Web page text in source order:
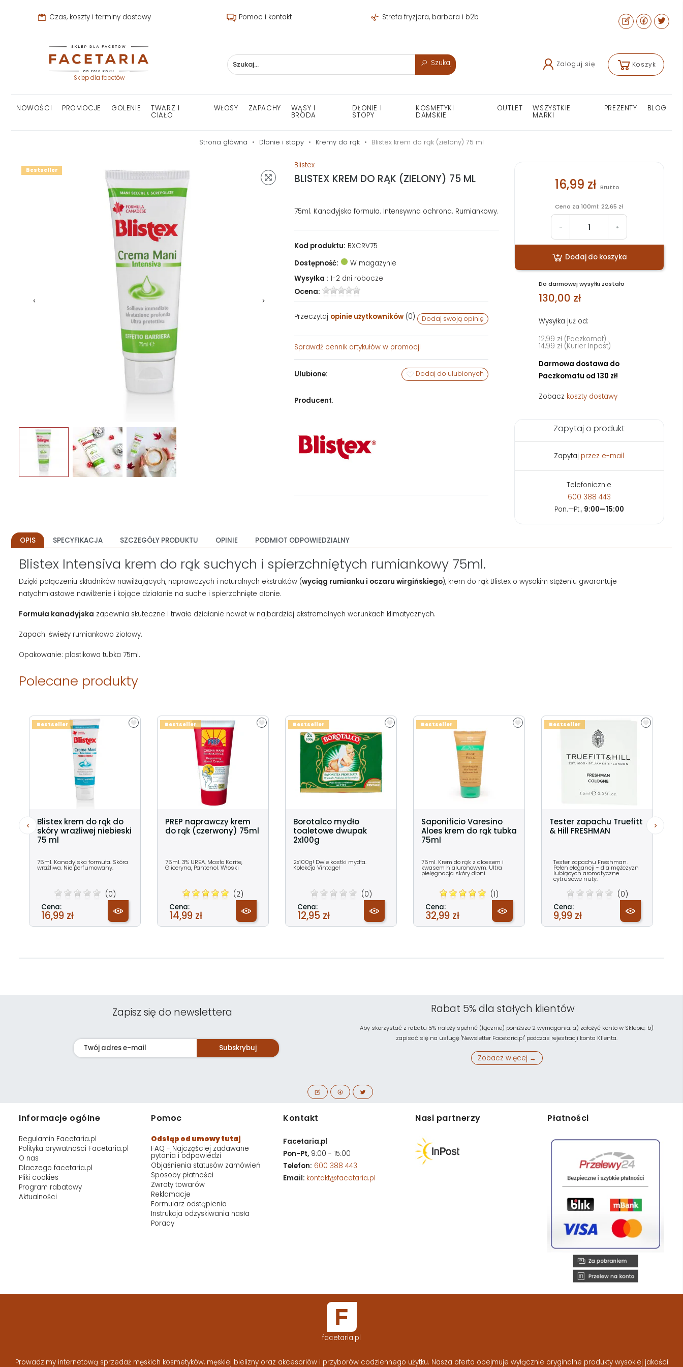
Czas, koszty i terminy dostawy Pomoc i kontakt Strefa fryzjera, barbera i b2b
Sklep dla facetów
Szukaj Zaloguj się Koszyk
NOWOŚCI PROMOCJE GOLENIE TWARZ I
CIAŁO
WŁOSY ZAPACHY WĄSY I
BRODA
DŁONIE I
STOPY
KOSMETYKI
DAMSKIE
OUTLET WSZYSTKIE
MARKI
PREZENTY BLOG
Strona główna Dłonie i stopy Kremy do rąk Blistex krem do rąk (zielony) 75 ml
Bestseller
Blistex
BLISTEX KREM DO RĄK (ZIELONY) 75 ML
75ml. Kanadyjska formuła. Intensywna ochrona. Rumiankowy.
Kod produktu: BXCRV75
Dostępność:
W magazynie
Wysyłka : 1-2 dni robocze
Ocena:
Przeczytaj opinie użytkowników(0) Dodaj swoją opinię
Sprawdź cennik artykułów w promocji
Ulubione: Dodaj do ulubionych
Producent:
16,99 zł Brutto
Cena za 100ml: 22,65 zł
- +
Dodaj do koszyka
Do darmowej wysyłki zostało
130,00 zł
Wysyłka już od:
12,99 zł (Paczkomat)
14,99 zł (Kurier Inpost)
Darmowa dostawa do
Paczkomatu od 130 zł!
Zobacz koszty dostawy
Zapytaj o produkt
Zapytaj przez e-mail
Telefonicznie
600 388 443
Pon.—Pt., 9:00—15:00
OPIS SPECYFIKACJA SZCZEGÓŁY PRODUKTU OPINIE PODMIOT ODPOWIEDZIALNY
Blistex Intensiva krem do rąk suchych i spierzchniętych rumiankowy 75ml.
Dzięki połączeniu składników nawilżających, naprawczych i naturalnych ekstraktów (wyciąg rumianku i oczaru wirgińskiego), krem do rąk Blistex o wysokim stężeniu gwarantuje
natychmiastowe nawilżenie i kojące działanie na suche i spierzchnięte dłonie.
Formuła kanadyjska zapewnia skuteczne i trwałe działanie nawet w najbardziej ekstremalnych warunkach klimatycznych.
Zapach: świeży rumiankowo ziołowy.
Opakowanie: plastikowa tubka 75ml.
Polecane produkty
Blistex krem do rąk do
skóry wrażliwej niebieski
75 ml
75ml. Kanadyjska formuła. Skóra
wrażliwa. Nie perfumowany.
(0)
Cena:
16,99 zł
Bestseller
PREP naprawczy krem
do rąk (czerwony) 75ml
75ml. 3% UREA, Masło Karite,
Gliceryna, Pantenol. Włoski
(2)
Cena:
14,99 zł
Bestseller
Borotalco mydło
toaletowe dwupak
2x100g
2x100g! Dwie kostki mydła.
Kolekcja Vintage!
(0)
Cena:
12,95 zł
Bestseller
Saponificio Varesino
Aloes krem do rąk tubka
75ml
75ml. Krem do rąk z aloesem i
kwasem hialuronowym. Ultra
pielęgnacja skóry dłoni.
(1)
Cena:
32,99 zł
Bestseller
Tester zapachu Truefitt
& Hill FRESHMAN
Tester zapachu Freshman.
Pełen elegancji - dla mężczyzn
lubiących aromatyczne
cytrusowe nuty.
(0)
Cena:
9,99 zł
Bestseller
Zapisz się do newslettera
Subskrybuj
Rabat 5% dla stałych klientów
Aby skorzystać z rabatu 5% należy spełnić (łącznie) poniższe 2 wymagania: a) założyć konto w Sklepie; b)
zapisać się na usługę "Newsletter Facetaria.pl" podczas rejestracji konta Klienta.
Zobacz więcej →
Informacje ogólne
Regulamin Facetaria.pl
Polityka prywatności Facetaria.pl
O nas
Dlaczego facetaria.pl
Pliki cookies
Program rabatowy
Aktualności
Pomoc
Odstąp od umowy tutaj
FAQ - Najczęściej zadawane
pytania i odpowiedzi
Objaśnienia statusów zamówień
Sposoby płatności
Zwroty towarów
Reklamacje
Formularz odstąpienia
Instrukcja odzyskiwania hasła
Porady
Kontakt
Facetaria.pl
Pon-Pt, 9:00 - 15:00
Telefon: 600 388 443
Email: kontakt@facetaria.pl
Nasi partnerzy Płatności
facetaria.pl
Prowadzimy internetową sprzedaż męskich kosmetyków, męskiej bielizny oraz akcesoriów i przyborów codziennego użytku. Nasza oferta obejmuje wyłącznie oryginalne produkty wysokiej jakości